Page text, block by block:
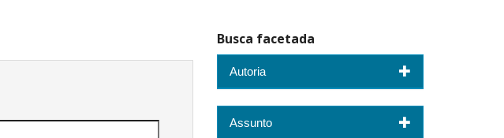
Busca facetada
Autoria
Assunto